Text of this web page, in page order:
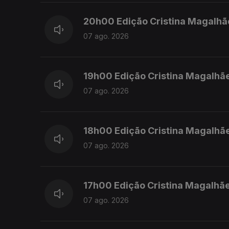
20h00 Edição Cristina
07 ago. 2026
19h00 Edição Cristina
07 ago. 2026
18h00 Edição Cristina
07 ago. 2026
17h00 Edição Cristina
07 ago. 2026